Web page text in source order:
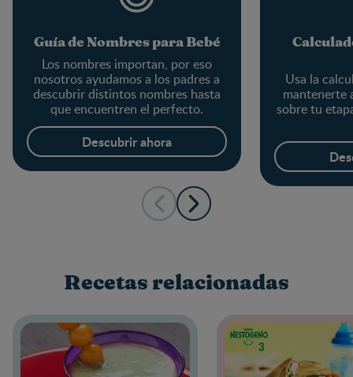
Guía de Nombres para Bebé
Los nombres importan, por eso
nosotros ayudamos a los padres a
descubrir distintos nombres hasta
que encuentren el perfecto.
Descubrir ahora
Usa la
mantenerte
sobre tu
Recetas relacionadas